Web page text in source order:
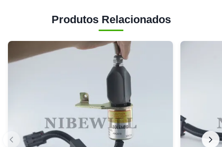
Produtos Relacionados